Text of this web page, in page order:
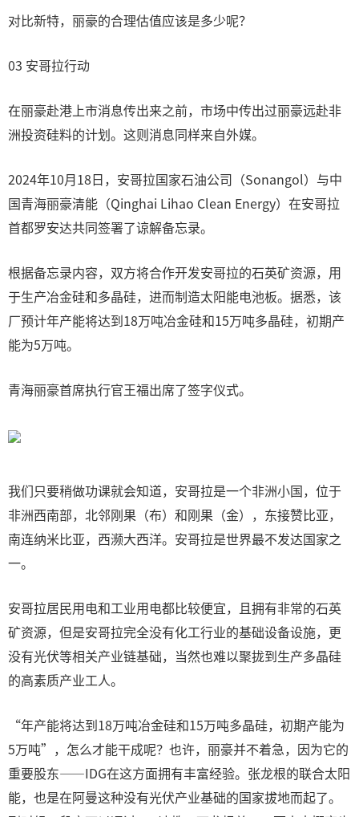
对比新特，丽豪的合理估值应该是多少呢？
03 安哥拉行动
在丽豪赴港上市消息传出来之前，市场中传出过丽豪远赴非
洲投资硅料的计划。这则消息同样来自外媒。
2024年10月18日，安哥拉国家石油公司（Sonangol）与中
国青海丽豪清能（Qinghai Lihao Clean Energy）在安哥拉
首都罗安达共同签署了谅解备忘录。
根据备忘录内容，双方将合作开发安哥拉的石英矿资源，用
于生产冶金硅和多晶硅，进而制造太阳能电池板。据悉，该
厂预计年产能将达到18万吨冶金硅和15万吨多晶硅，初期产
能为5万吨。
青海丽豪首席执行官王福出席了签字仪式。
我们只要稍做功课就会知道，安哥拉是一个非洲小国，位于
非洲西南部，北邻刚果（布）和刚果（金），东接赞比亚，
南连纳米比亚，西濒大西洋。安哥拉是世界最不发达国家之
一。
安哥拉居民用电和工业用电都比较便宜，且拥有非常的石英
矿资源，但是安哥拉完全没有化工行业的基础设备设施，更
没有光伏等相关产业链基础，当然也难以聚拢到生产多晶硅
的高素质产业工人。
“年产能将达到18万吨冶金硅和15万吨多晶硅，初期产能为
5万吨”，怎么才能干成呢？也许，丽豪并不着急，因为它的
重要股东——IDG在这方面拥有丰富经验。张龙根的联合太阳
能，也是在阿曼这种没有光伏产业基础的国家拔地而起了。